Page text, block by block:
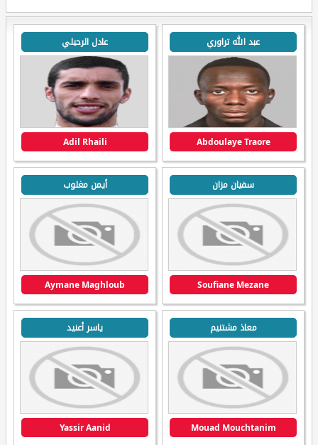
عبد الله تراوري
Abdoulaye Traore
عادل الرحيلي
Adil Rhaili
سفيان مزان
Soufiane Mezane
أيمن مغلوب
Aymane Maghloub
معاذ مشتنيم
Mouad Mouchtanim
ياسر أعنيد
Yassir Aanid